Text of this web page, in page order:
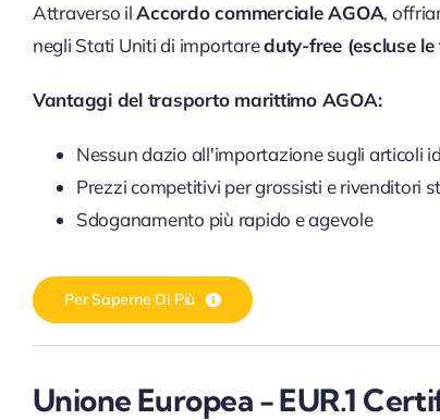
Attraverso ilAccordo commerciale AGOA,
negli Stati Uniti di importareduty-free (escluse
Vantaggi del trasporto marittimo AGOA:
Nessun dazio all'importazione sugli articoli
Prezzi competitivi per grossisti e rivenditori
Sdoganamento più rapido e agevole
Per Saperne Di Più
Unione Europea - EUR.1